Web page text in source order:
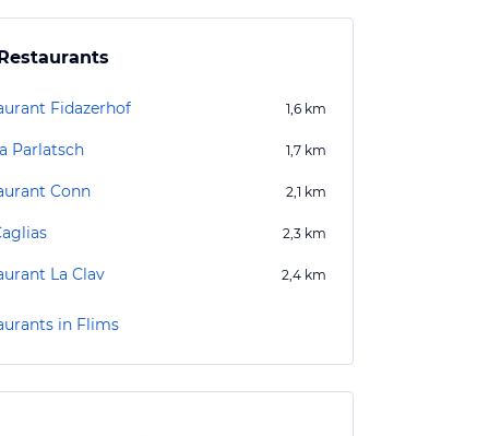
Fidazerhof 1,6 km
Parlatsch 1,7 km
Conn 2,1 km
2,3 km
La Clav 2,4 km
in Flims